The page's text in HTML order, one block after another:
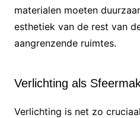
materialen moeten
esthetiek van de rest van
aangrenzende ruimtes.
Verlichting als
Verlichting is net zo